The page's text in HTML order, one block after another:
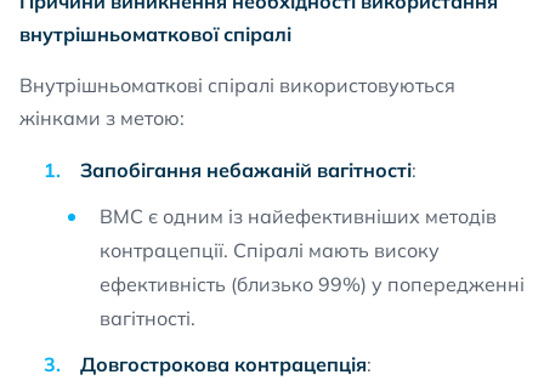
внутрішньоматкової спіралі
Внутрішньоматкові спіралі використовуються
жінками з метою:
Запобігання небажаній вагітності:
ВМС є одним із найефективніших методів
контрацепції. Спіралі мають високу
ефективність (близько 99%) у попередженні
вагітності.
Довгострокова контрацепція: